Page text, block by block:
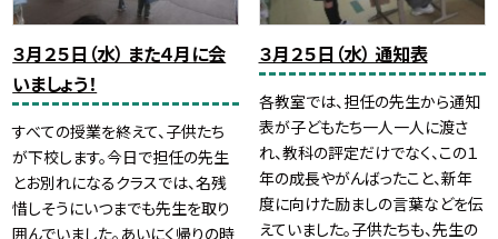
３月２５日（水） また４月に会
いましょう！
すべての授業を終えて、子供たち
が下校します。今日で担任の先生
とお別れになるクラスでは、名残
惜しそうにいつまでも先生を取り
囲んでいました。あいにく帰りの時
３月２５日（水） 通知表
各教室では、担任の先生から通知
表が子どもたち一人一人に渡さ
れ、教科の評定だけでなく、この１
年の成長やがんばったこと、新年
度に向けた励ましの言葉などを伝
えていました。子供たちも、先生の